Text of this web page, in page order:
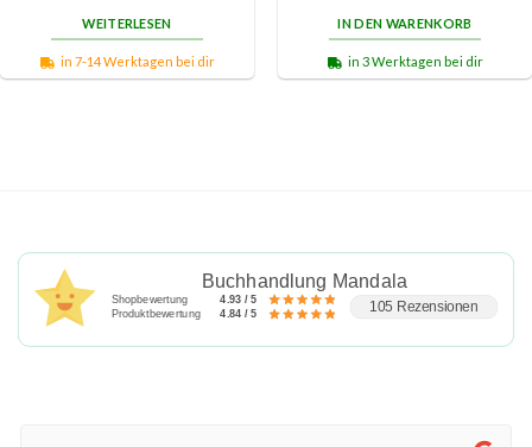
WEITERLESEN
in 7-14 Werktagen bei dir
IN DEN WARENKORB
in 3 Werktagen bei dir
Buchhandlung Mandala
Shopbewertung 4.93 / 5
Produktbewertung 4.84 / 5 105 Rezensionen